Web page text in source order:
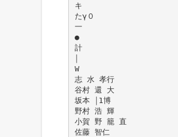
キ
たγ０
一
●
計
W
志 水 孝行
谷村 還 大
坂本 ￨1博
野村 浩 輝
小賀 野 籠 直
佐藤 智仁